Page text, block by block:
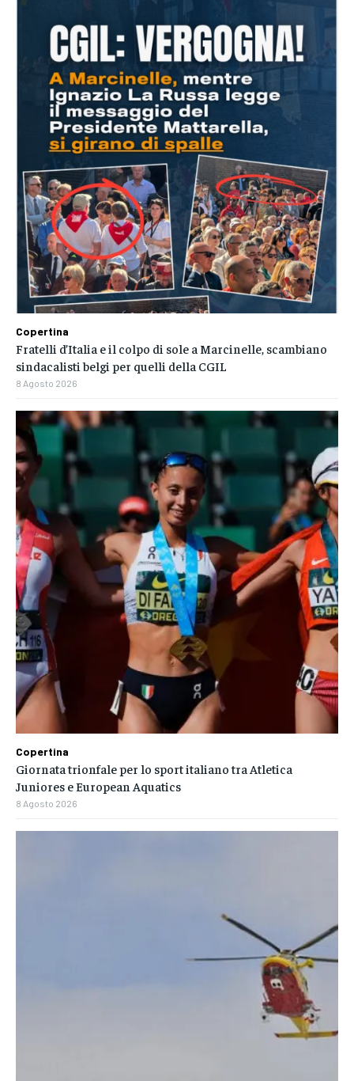
Copertina
Fratelli d’Italia e il colpo di sole a Marcinelle, scambiano
sindacalisti belgi per quelli della CGIL
8 Agosto 2026
Copertina
Giornata trionfale per lo sport italiano tra Atletica
Juniores e European Aquatics
8 Agosto 2026